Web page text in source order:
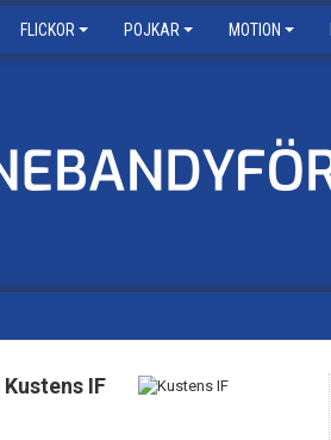
FLICKOR POJKAR MOTION
Kustens IF